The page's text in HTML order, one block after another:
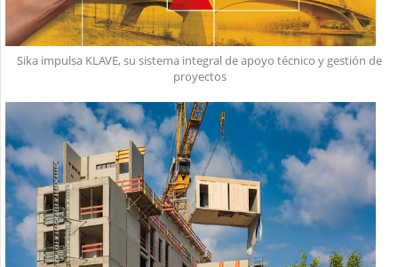
Sika impulsa KLAVE, su sistema integral de apoyo técnico y gestión de
proyectos